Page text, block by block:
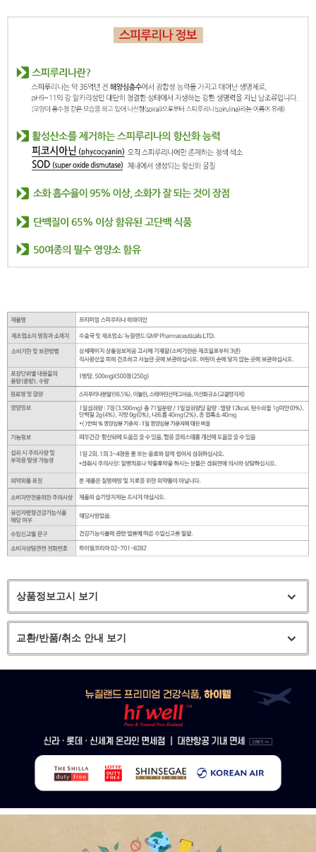
상품정보고시 보기
교환/반품/취소 안내 보기